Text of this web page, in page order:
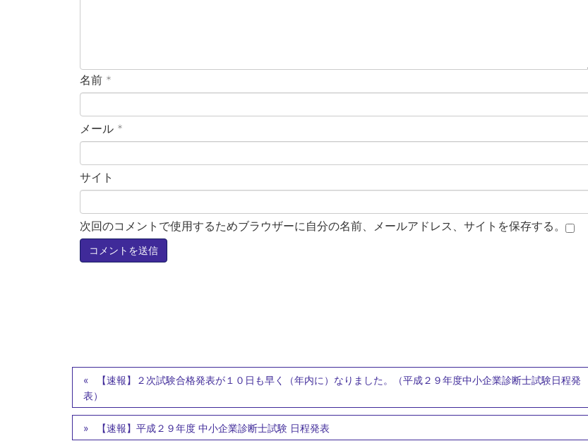
名前 *
メール *
サイト
次回のコメントで使用するためブラウザーに自分の名前、メールアドレス、サイトを保存する。
【速報】２次試験合格発表が１０日も早く（年内に）なりました。（平成２９年度中小企業診断士試験日程発
表）
【速報】平成２９年度 中小企業診断士試験 日程発表